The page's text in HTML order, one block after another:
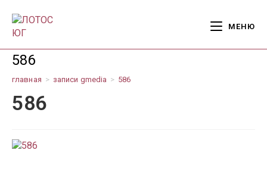
содержимому
МЕНЮ
586
главная > записи gmedia > 586
586